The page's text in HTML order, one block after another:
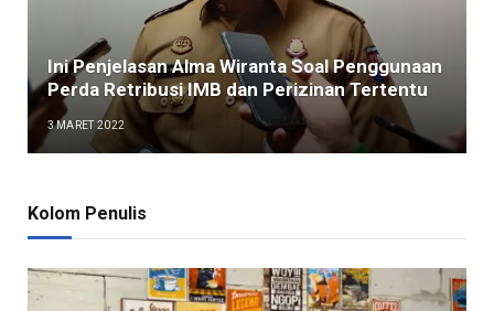
Ini Penjelasan Alma Wiranta Soal Penggunaan
Perda Retribusi IMB dan Perizinan Tertentu
3 MARET 2022
Kolom Penulis